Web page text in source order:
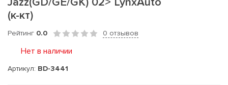
(к-кт)
Рейтинг 0.0 0 отзывов
Нет в наличии
Артикул: BD-3441